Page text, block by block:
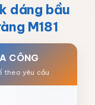
dáng bầu
M181
CÔNG